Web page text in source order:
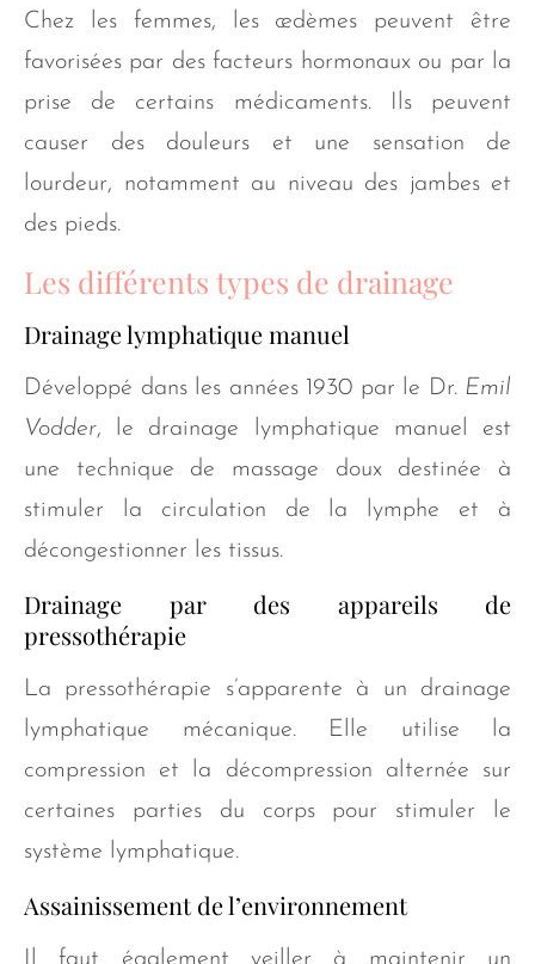
Chez les femmes, les œdèmes peuvent être
favorisées par des facteurs hormonaux ou par la
prise de certains médicaments. Ils peuvent
causer des douleurs et une sensation de
lourdeur, notamment au niveau des jambes et
des pieds.
Les différents types de drainage
Drainage lymphatique manuel
Développé dans les années 1930 par le Dr. Emil
Vodder, le drainage lymphatique manuel est
une technique de massage doux destinée à
stimuler la circulation de la lymphe et à
décongestionner les tissus.
Drainage par des appareils de
pressothérapie
La pressothérapie s’apparente à un drainage
lymphatique mécanique. Elle utilise la
compression et la décompression alternée sur
certaines parties du corps pour stimuler le
système lymphatique.
Assainissement de l’environnement
Il faut également veiller à maintenir un